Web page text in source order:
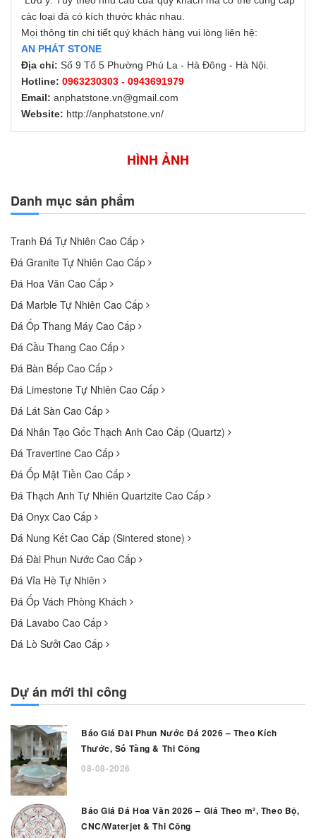
Danh mục sản phẩm
Tranh Đá Tự Nhiên Cao Cấp
Đá Granite Tự Nhiên Cao Cấp
Đá Hoa Văn Cao Cấp
Đá Marble Tự Nhiên Cao Cấp
Đá Ốp Thang Máy Cao Cấp
Đá Cầu Thang Cao Cấp
Đá Bàn Bếp Cao Cấp
Đá Limestone Tự Nhiên Cao Cấp
Đá Lát Sàn Cao Cấp
Đá Nhân Tạo Gốc Thạch Anh Cao Cấp (Quartz)
Đá Travertine Cao Cấp
Đá Ốp Mặt Tiền Cao Cấp
Đá Thạch Anh Tự Nhiên Quartzite Cao Cấp
Đá Onyx Cao Cấp
Đá Nung Kết Cao Cấp (Sintered stone)
Đá Đài Phun Nước Cao Cấp
Đá Vỉa Hè Tự Nhiên
Đá Ốp Vách Phòng Khách
Đá Lavabo Cao Cấp
Đá Lò Sưởi Cao Cấp
Dự án mới thi công
Báo Giá Đài Phun Nước Đá 2026 – Theo Kích
Thước, Số Tầng & Thi Công
08-08-2026
Báo Giá Đá Hoa Văn 2026 – Giá Theo m², Theo Bộ,
CNC/Waterjet & Thi Công
các loại đá có kích thước khác nhau.
Mọi thông tin chi tiết quý khách hàng vui lòng liên hệ:
AN PHÁT STONE
Địa chỉ: Số 9 Tổ 5 Phường Phú La - Hà Đông - Hà Nội.
Hotline: 0963230303 - 0943691979
Email: anphatstone.vn@gmail.com
Website: http://anphatstone.vn/
HÌNH ẢNH